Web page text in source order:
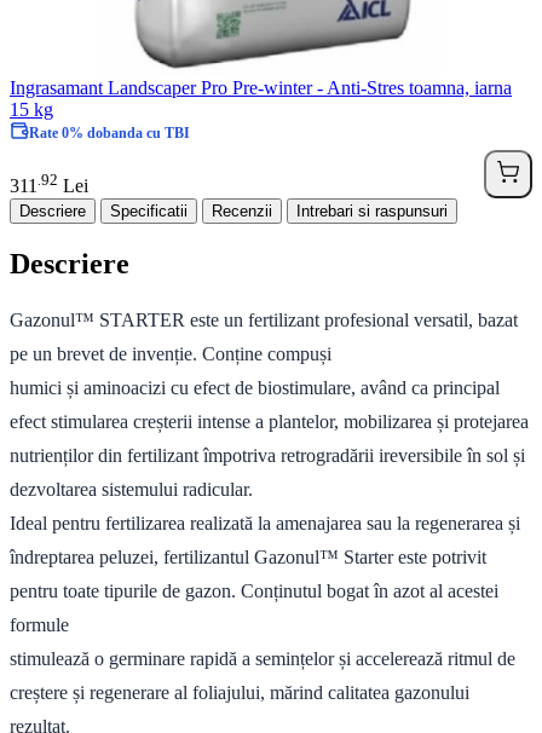
Ingrasamant Landscaper Pro Pre-winter - Anti-Stres toamna, iarna
15 kg
Rate 0% dobanda cu TBI
311 92 Lei
Descriere Specificatii Recenzii Intrebari si raspunsuri
Descriere
Gazonul™ STARTER este un fertilizant profesional versatil, bazat
pe un brevet de invenție. Conține compuși
humici și aminoacizi cu efect de biostimulare, având ca principal
efect stimularea creșterii intense a plantelor, mobilizarea și protejarea
nutrienților din fertilizant împotriva retrogradării ireversibile în sol și
dezvoltarea sistemului radicular.
Ideal pentru fertilizarea realizată la amenajarea sau la regenerarea și
îndreptarea peluzei, fertilizantul Gazonul™ Starter este potrivit
pentru toate tipurile de gazon. Conținutul bogat în azot al acestei
formule
stimulează o germinare rapidă a semințelor și accelerează ritmul de
creștere și regenerare al foliajului, mărind calitatea gazonului
rezultat.